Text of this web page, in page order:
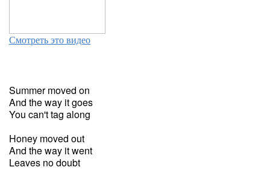
Смотреть это видео
Summer moved on
And the way it goes
You can't tag along
Honey moved out
And the way it went
Leaves no doubt